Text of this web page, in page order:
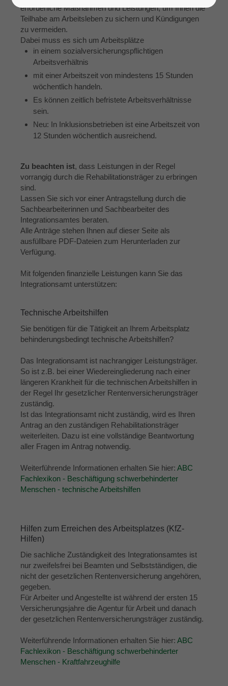
erforderliche Maßnahmen und Leistungen, um Ihnen die
Teilhabe am Arbeitsleben zu sichern und Kündigungen
zu vermeiden.
Dabei muss es sich um Arbeitsplätze
in einem sozialversicherungspflichtigen
Arbeitsverhältnis
mit einer Arbeitszeit von mindestens 15 Stunden
wöchentlich handeln.
Es können zeitlich befristete Arbeitsverhältnisse
sein.
Neu: In Inklusionsbetrieben ist eine Arbeitszeit von
12 Stunden wöchentlich ausreichend.
Zu beachten ist, dass Leistungen in der Regel
vorrangig durch die Rehabilitationsträger zu erbringen
sind.
Lassen Sie sich vor einer Antragstellung durch die
Sachbearbeiterinnen und Sachbearbeiter des
Integrationsamtes beraten.
Alle Anträge stehen Ihnen auf dieser Seite als
ausfüllbare PDF-Dateien zum Herunterladen zur
Verfügung.
Mit folgenden finanzielle Leistungen kann Sie das
Integrationsamt unterstützen:
Technische Arbeitshilfen
Sie benötigen für die Tätigkeit an Ihrem Arbeitsplatz
behinderungsbedingt technische Arbeitshilfen?
Das Integrationsamt ist nachrangiger Leistungsträger.
So ist z.B. bei einer Wiedereingliederung nach einer
längeren Krankheit für die technischen Arbeitshilfen in
der Regel Ihr gesetzlicher Rentenversicherungsträger
zuständig.
Ist das Integrationsamt nicht zuständig, wird es Ihren
Antrag an den zuständigen Rehabilitationsträger
weiterleiten. Dazu ist eine vollständige Beantwortung
aller Fragen im Antrag notwendig.
Weiterführende Informationen erhalten Sie hier: ABC
Fachlexikon - Beschäftigung schwerbehinderter
Menschen - technische Arbeitshilfen
Hilfen zum Erreichen des Arbeitsplatzes (KfZ-
Hilfen)
Die sachliche Zuständigkeit des Integrationsamtes ist
nur zweifelsfrei bei Beamten und Selbstständigen, die
nicht der gesetzlichen Rentenversicherung angehören,
gegeben.
Für Arbeiter und Angestellte ist während der ersten 15
Versicherungsjahre die Agentur für Arbeit und danach
der gesetzlichen Rentenversicherungsträger zuständig.
Weiterführende Informationen erhalten Sie hier: ABC
Fachlexikon - Beschäftigung schwerbehinderter
Menschen - Kraftfahrzeughilfe